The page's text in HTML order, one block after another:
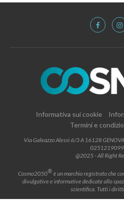
Informativa sui cookie
Termini e
Via Galeazzo Alessi 6/3 A 16128
@2025 - All Right
Cosmo2050®è un marchio registrato che
divulgative e informative dedicate allo
scientifica. Tutti i